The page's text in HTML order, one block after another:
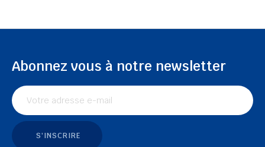
Abonnez vous à notre newsletter
S'INSCRIRE